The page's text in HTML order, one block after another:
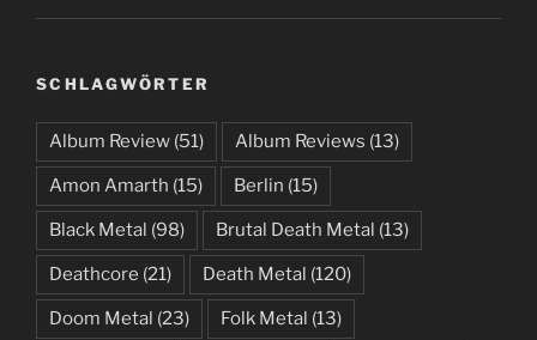
SCHLAGWÖRTER
Album Review (51) Album Reviews (13)
Amon Amarth (15) Berlin (15)
Black Metal (98) Brutal Death Metal (13)
Deathcore (21) Death Metal (120)
Doom Metal (23) Folk Metal (13)